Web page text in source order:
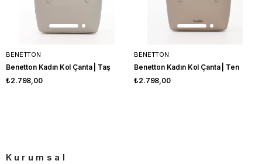
BENETTON
Benetton Kadın Kol Çanta | Taş
₺2.798,00
BENETTON
Benetton Kadın Kol Çanta | Ten
₺2.798,00
Kurumsal